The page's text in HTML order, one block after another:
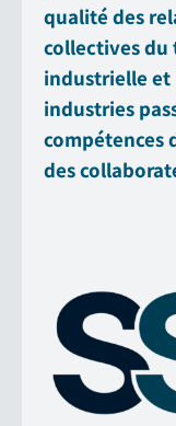
qualité des
collectives du
industrielle et
industries
compétences
des